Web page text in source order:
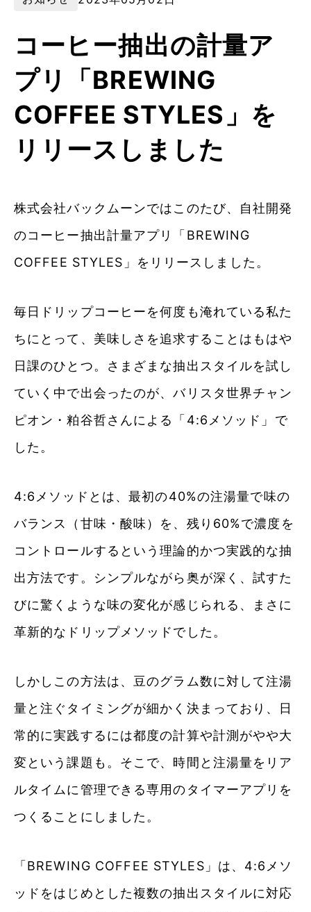
コーヒー抽出の計量ア
プリ「BREWING
COFFEE STYLES」を
リリースしました
株式会社バックムーンではこのたび、自社開発
のコーヒー抽出計量アプリ「BREWING
COFFEE STYLES」をリリースしました。
毎日ドリップコーヒーを何度も淹れている私た
ちにとって、美味しさを追求することはもはや
日課のひとつ。さまざまな抽出スタイルを試し
ていく中で出会ったのが、バリスタ世界チャン
ピオン・粕谷哲さんによる「4:6メソッド」で
した。
4:6メソッドとは、最初の40%の注湯量で味の
バランス（甘味・酸味）を、残り60%で濃度を
コントロールするという理論的かつ実践的な抽
出方法です。シンプルながら奥が深く、試すた
びに驚くような味の変化が感じられる、まさに
革新的なドリップメソッドでした。
しかしこの方法は、豆のグラム数に対して注湯
量と注ぐタイミングが細かく決まっており、日
常的に実践するには都度の計算や計測がやや大
変という課題も。そこで、時間と注湯量をリア
ルタイムに管理できる専用のタイマーアプリを
つくることにしました。
「BREWING COFFEE STYLES」は、4:6メソ
ッドをはじめとした複数の抽出スタイルに対応